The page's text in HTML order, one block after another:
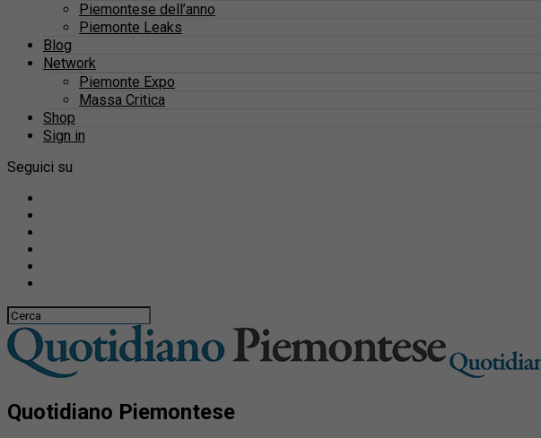
Piemontese dell’anno
Piemonte Leaks
Blog
Network
Piemonte Expo
Massa Critica
Shop
Sign in
Seguici su
Quotidiano Piemontese